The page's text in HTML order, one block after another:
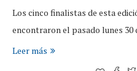
Los cinco finalistas de esta
encontraron el pasado lunes 30
Leer más